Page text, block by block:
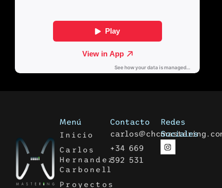
Menú
Inicio
Carlos
Hernandez
Carbonell
Proyectos
Contacto
+34 669
392 531
Redes
Sociales